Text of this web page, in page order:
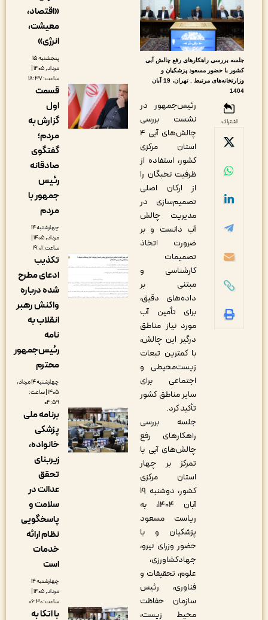
بررسی راهکارهای رفع چالش آبی
با حضور مسعود پزشکیان و
وزارتخانه‌های مرتبط . تهران، 19 آبان
رئیس‌جمهور در
نشست بررسی
چالش‌های آبی ۴
استان مرکزی
کشور، استفاده از
ظرفیت نخبگان را
از ارکان اصلی
تصمیم‌سازی در
مدیریت چالش
آب دانست و بر
ضرورت اتخاذ
تصمیمات
کارشناسی و
مبتنی بر
داده‌های دقیق،
برای تأمین آب
مورد نیاز مناطق
درگیر این چالش،
با کمترین تبعات
زیست‌محیطی و
اجتماعی برای
سایر مناطق کشور
تأکید کرد.
جلسه بررسی
راهکارهای رفع
چالش‌های آبی با
تمرکز بر چهار
استان مرکزی
کشور، دوشنبه ۱۹
آبان ۱۴۰۴، به
ریاست مسعود
پزشکیان و با
حضور وزرای نیرو،
جهادکشاورزی،
علوم، تحقیقات و
فناوری، رئیس
سازمان حفاظت
محیط‌ زیست،
«اقتصاد،
معیشت،
پنجشنبه ۱۵
مرداد, ۱۴۰۵ |
قسمت
اول
گزارش به
گفتگوی
صادقانه
جمهور با
چهارشنبه ۱۴
مرداد, ۱۴۰۵ |
تکذیب
ادعای مطرح
شده درباره
واکنش رهبر
انقلاب به
رئیس‌جمهور
چهارشنبه ۱۴ مرداد,
۱۴۰۵ | ساعت:
برنامه ملی
پزشکی
خانواده،
عدالت در
سلامت و
پاسخگویی
نظام ارائه
چهارشنبه ۱۴
مرداد, ۱۴۰۵ |
با اتکا به